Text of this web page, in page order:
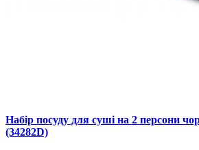
Набір посуду для суші на 2 персони
(34282D)